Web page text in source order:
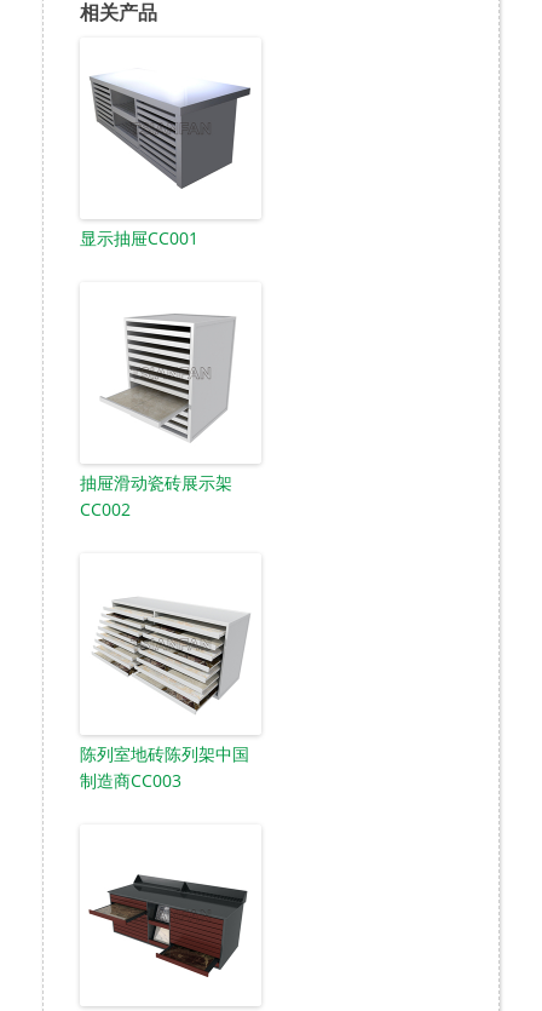
相关产品
显示抽屉CC001
抽屉滑动瓷砖展示架
CC002
陈列室地砖陈列架中国
制造商CC003